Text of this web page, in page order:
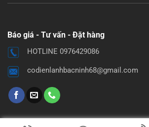
Báo giá - Tư vấn - Đặt hàng
HOTLINE 0976429086
codienlanhbacninh68@gmail.com